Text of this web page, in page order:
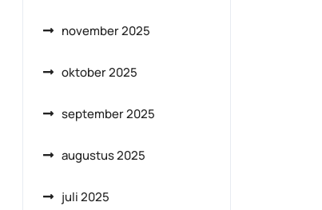
november 2025
oktober 2025
september 2025
augustus 2025
juli 2025